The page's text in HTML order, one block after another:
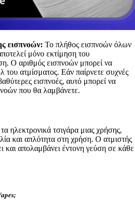
εισπνοών: Το πλήθος εισπνοών όλων
μόνο εκτίμηση του
Ο αριθμός εισπνοών μπορεί να
του ατμίσματος. Εάν παίρνετε συχνές
εισπνοές, αυτό μπορεί να
που θα λαμβάνετε.
ηλεκτρονικά τσιγάρα μιας χρήσης,
και απλότητα στη χρήση. Ο ατμιστής
και απολαμβάνει έντονη γεύση σε κάθε